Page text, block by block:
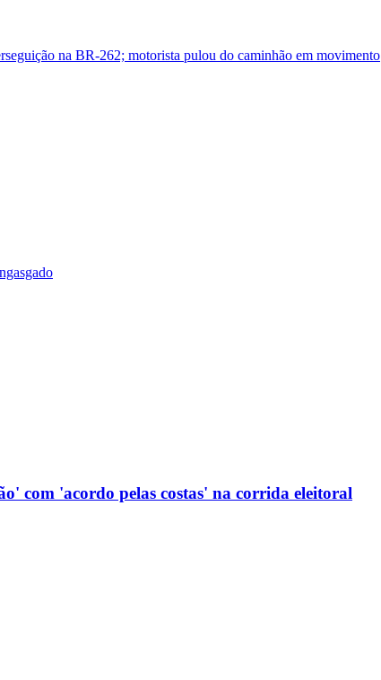
na BR-262; motorista pulou do caminhão em movimento
com 'acordo pelas costas' na corrida eleitoral